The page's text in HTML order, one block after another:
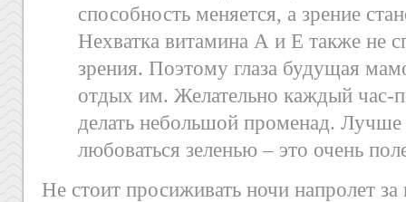
способность меняется, а зрение
Нехватка витамина А и Е также не
зрения. Поэтому глаза будущая
отдых им. Желательно каждый час-
делать небольшой променад. Лучше
любоваться зеленью – это очень
Не стоит просиживать ночи напролет